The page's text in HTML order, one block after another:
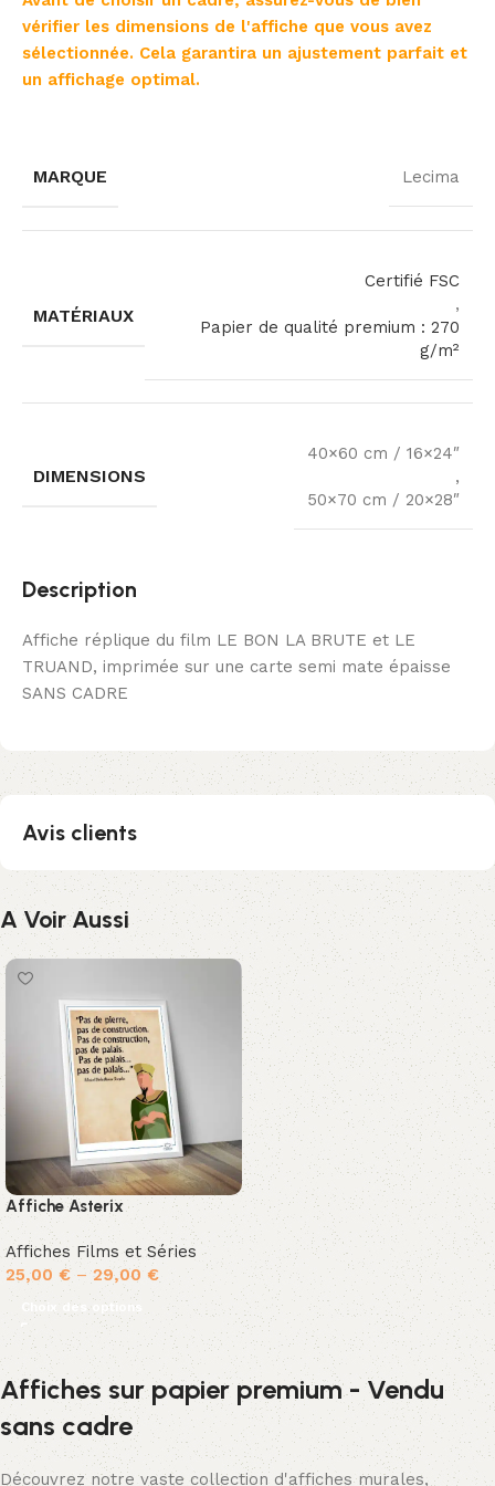
vérifier les dimensions de l'affiche que vous avez
sélectionnée. Cela garantira un ajustement parfait et
un affichage optimal.
MARQUE Lecima
MATÉRIAUX
Certifié FSC
,
Papier de qualité premium : 270
g/m²
DIMENSIONS
40×60 cm / 16×24″
,
50×70 cm / 20×28″
Description
Affiche réplique du film LE BON LA BRUTE et LE
TRUAND, imprimée sur une carte semi mate épaisse
SANS CADRE
Avis clients
A Voir Aussi
Affiche Asterix
Affiches Films et Séries
25,00 € –29,00 €
Choix des options
Affiches sur papier premium - Vendu
sans cadre
Découvrez notre vaste collection d'affiches murales,